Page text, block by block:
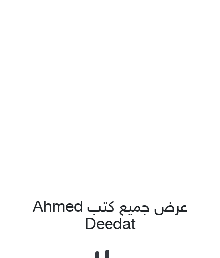
عرض جميع كتب Ahmed
Deedat